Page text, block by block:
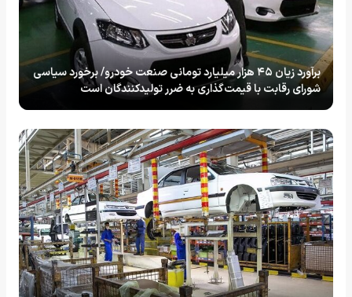
برآورد زیان ۴۵ هزار میلیارد تومانی صنعت خودرو/ برخورد سیاسی
شورای رقابت با قیمت‌گذاری به ضرر تولیدکنندگان است